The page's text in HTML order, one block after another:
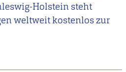
Holstein steht
weltweit kostenlos zur